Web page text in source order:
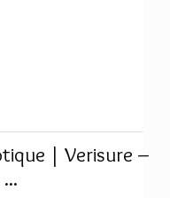
| Verisure –